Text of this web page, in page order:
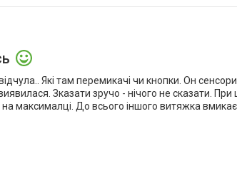
Які там перемикачі чи кнопки. Он сенсори
Зказати зручо - нічого не сказати.
максималці. До всього іншого витяжка